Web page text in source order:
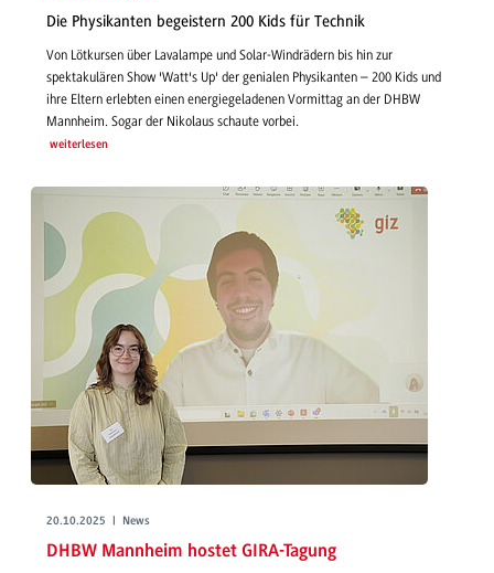
Die Physikanten begeistern 200 Kids für Technik
Von Lötkursen über Lavalampe und Solar-Windrädern bis hin zur
spektakulären Show 'Watt's Up' der genialen Physikanten – 200 Kids und
ihre Eltern erlebten einen energiegeladenen Vormittag an der DHBW
Mannheim. Sogar der Nikolaus schaute vorbei.
weiterlesen
20.10.2025 | News
DHBW Mannheim hostet GIRA-Tagung